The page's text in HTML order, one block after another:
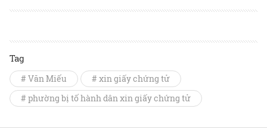
Tag
# Văn Miếu
# xin giấy chứng tử
# phường bị tố hành dân xin giấy chứng tử